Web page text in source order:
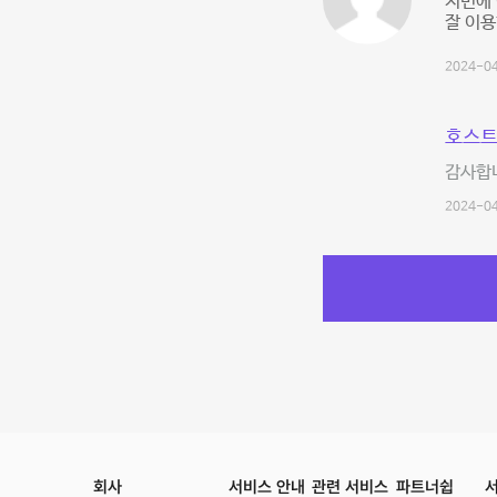
잘 이
2024-
호스
감사합
2024-
회사 서비스 안내 관련 서비스 파트너쉽